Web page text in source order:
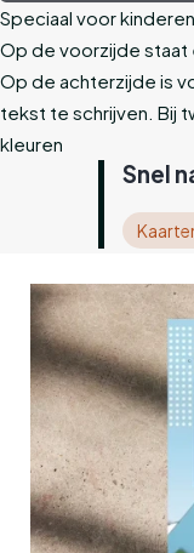
Speciaal voor
Op de voorzijde staat
Op de achterzijde is
tekst te schrijven. Bij
kleuren
Snel